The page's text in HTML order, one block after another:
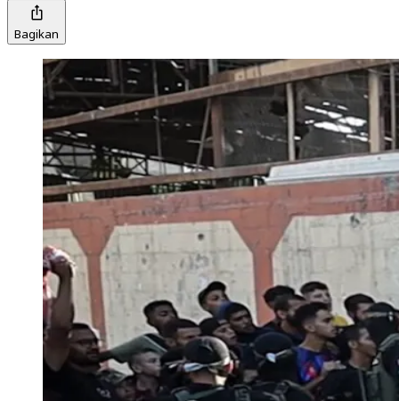
Bagikan